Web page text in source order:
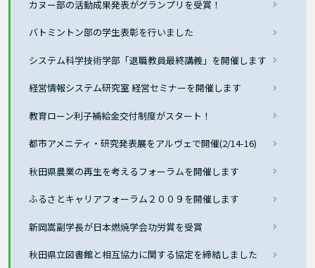
カヌー部の活動成果発表がグランプリを受賞！
バトミントン部の学生表彰を行いました
システム科学技術学部「退職教員最終講義」を開催します
経営情報システム研究室 経営セミナーを開催します
教育ローン利子補給金交付制度がスタート！
都市アメニティ・研究発表展をアルヴェで開催(2/14-16)
秋田県農業の再生を考えるフォーラムを開催します
ふるさとキャリアフォーラム２００９を開催します
新岡嵩副学長が日本燃焼学会功労賞を受賞
秋田県立図書館と相互協力に関する協定を締結しました